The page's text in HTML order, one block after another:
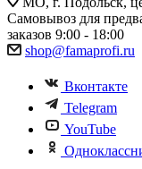
Самовывоз для
заказов 9:00 - 18:00
shop@famaprofi.ru
Вконтакте
Telegram
YouTube